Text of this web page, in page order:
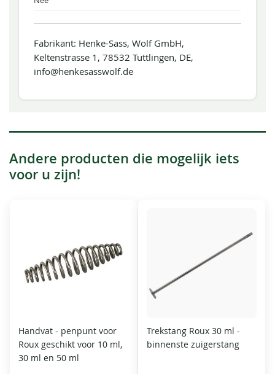
Fabrikant: Henke-Sass, Wolf GmbH,
Keltenstrasse 1, 78532 Tuttlingen, DE,
info@henkesasswolf.de
Andere producten die mogelijk iets
voor u zijn!
Handvat - penpunt voor
Roux geschikt voor 10 ml,
30 ml en 50 ml
Trekstang Roux 30 ml -
binnenste zuigerstang